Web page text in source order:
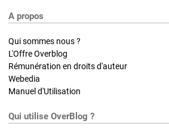
A propos
Qui sommes nous ?
L'Offre Overblog
Rémunération en droits d'auteur
Webedia
Manuel d'Utilisation
Qui utilise OverBlog ?